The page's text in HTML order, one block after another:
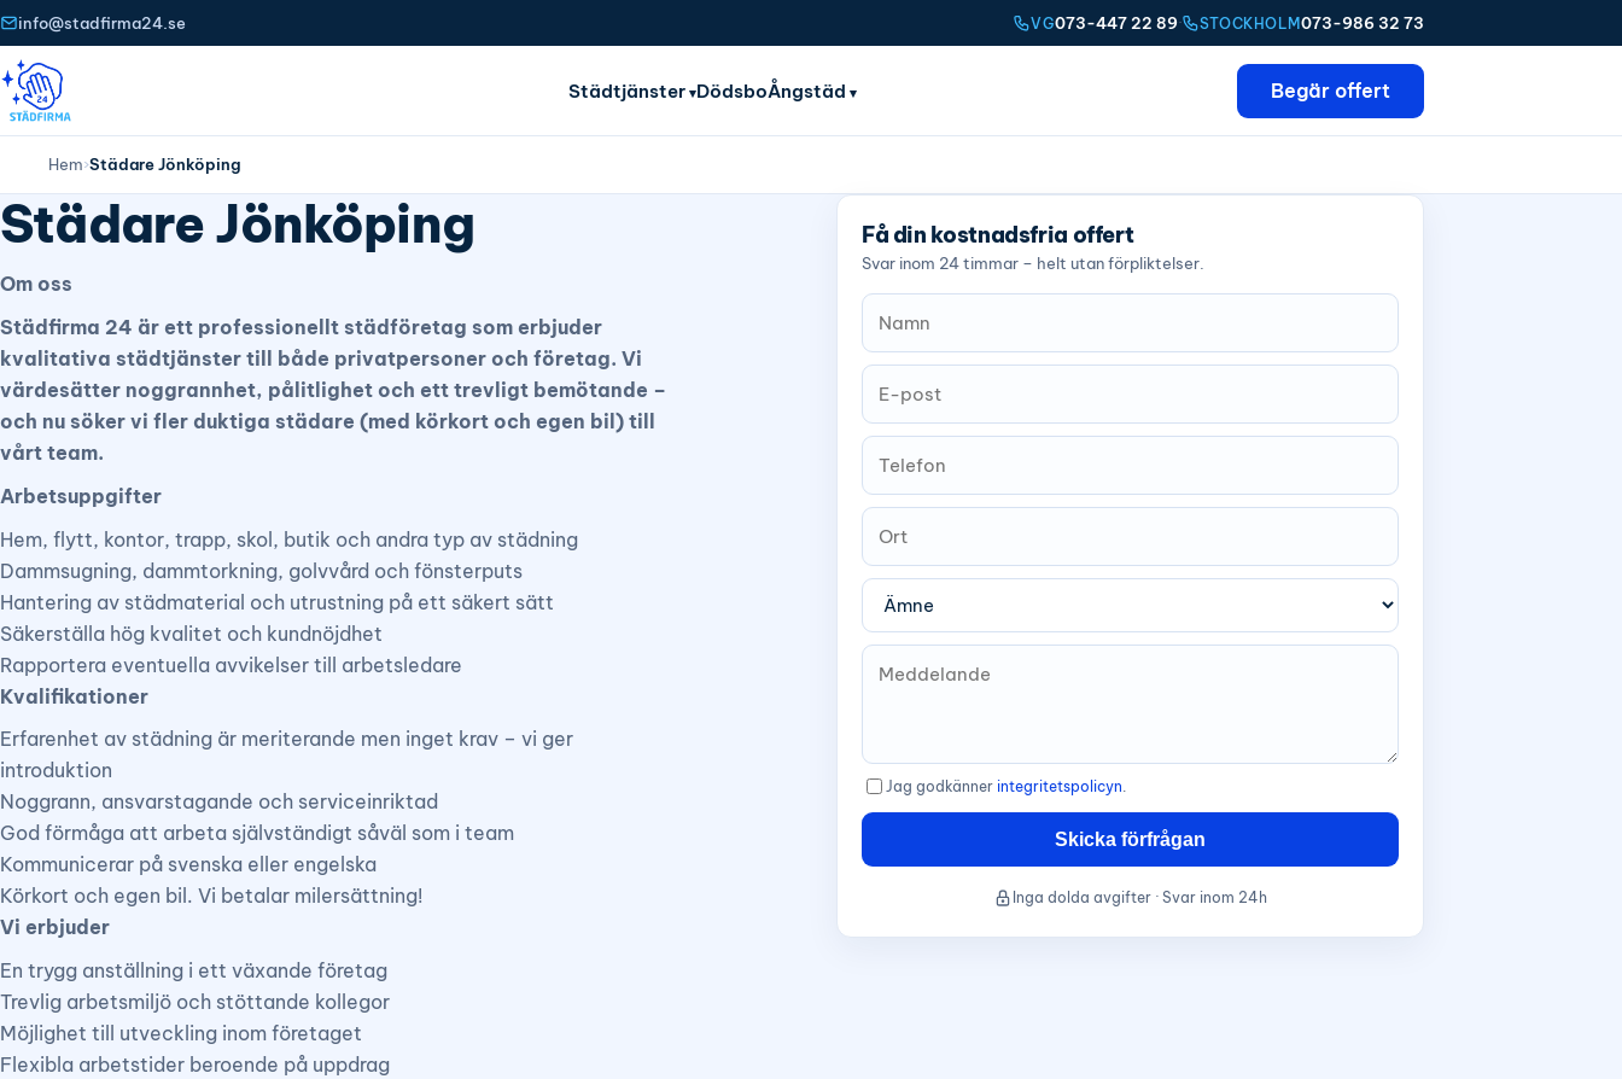
info@stadfirma24.se VG073-447 22 89· STOCKHOLM073-986 32 73
Städtjänster DödsboÅngstäd Begär offert
Hem›Städare Jönköping
Städare Jönköping
Om oss
Städfirma 24 är ett professionellt städföretag som erbjuder
kvalitativa städtjänster till både privatpersoner och företag. Vi
värdesätter noggrannhet, pålitlighet och ett trevligt bemötande –
och nu söker vi fler duktiga städare (med körkort och egen bil) till
vårt team.
Arbetsuppgifter
Hem, flytt, kontor, trapp, skol, butik och andra typ av städning
Dammsugning, dammtorkning, golvvård och fönsterputs
Hantering av städmaterial och utrustning på ett säkert sätt
Säkerställa hög kvalitet och kundnöjdhet
Rapportera eventuella avvikelser till arbetsledare
Kvalifikationer
Erfarenhet av städning är meriterande men inget krav – vi ger
introduktion
Noggrann, ansvarstagande och serviceinriktad
God förmåga att arbeta självständigt såväl som i team
Kommunicerar på svenska eller engelska
Körkort och egen bil. Vi betalar milersättning!
Vi erbjuder
En trygg anställning i ett växande företag
Trevlig arbetsmiljö och stöttande kollegor
Möjlighet till utveckling inom företaget
Flexibla arbetstider beroende på uppdrag
Få din kostnadsfria offert
Svar inom 24 timmar – helt utan förpliktelser.
Jag godkänner integritetspolicyn.
Skicka förfrågan
Inga dolda avgifter · Svar inom 24h